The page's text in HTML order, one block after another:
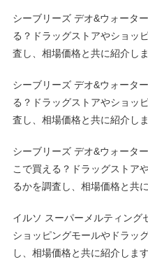
シーブリーズ デオ&ウォータ
る？ドラッグストアやショッ
査し、相場価格と共に紹介しま
シーブリーズ デオ&ウォータ
る？ドラッグストアやショッ
査し、相場価格と共に紹介しま
シーブリーズ デオ&ウォータ
こで買える？ドラッグストア
るかを調査し、相場価格と共
イルソ スーパーメルティング
ショッピングモールやドラッ
し、相場価格と共に紹介します